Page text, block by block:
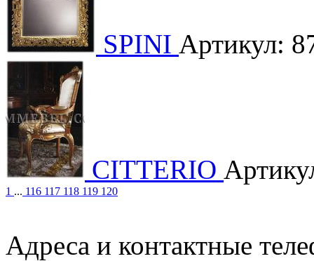
SPINI Артикул:
CITTERIO
1 ... 116 117 118 119 120
Адреса и контактные